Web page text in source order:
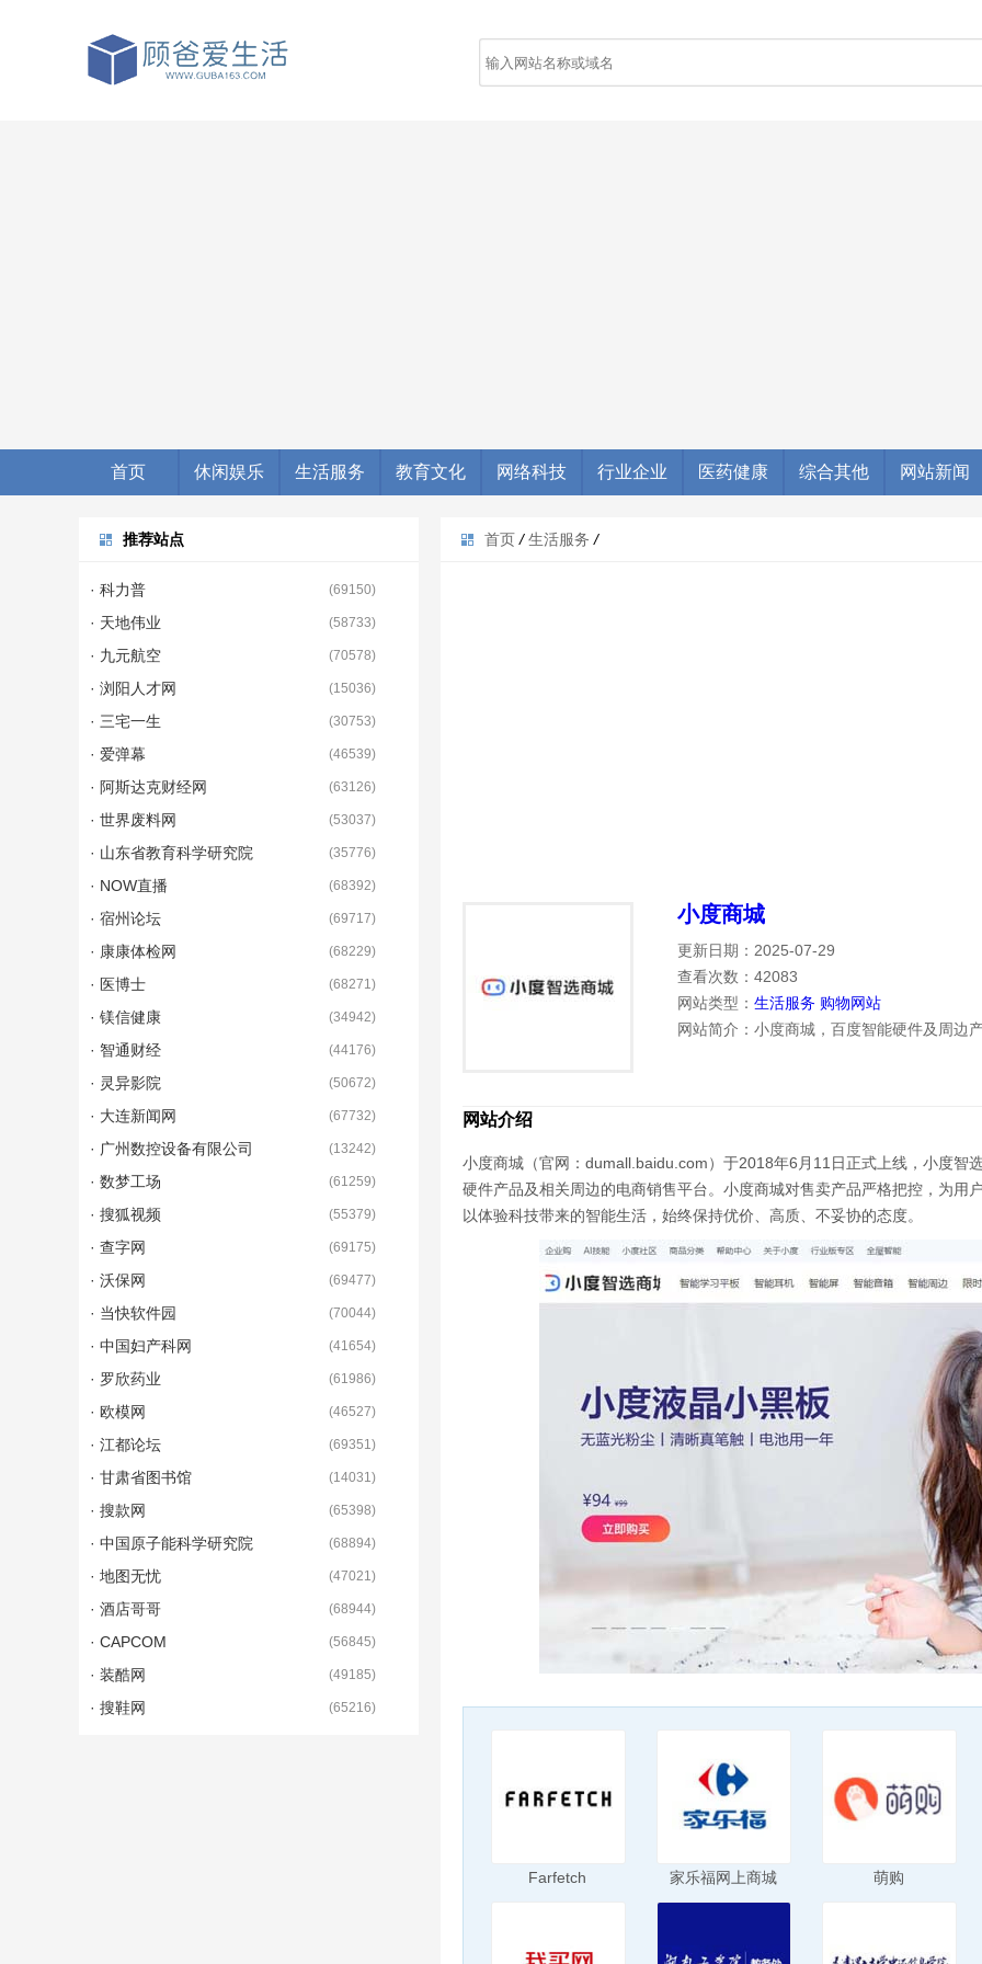
首页 休闲娱乐 生活服务 教育文化 网络科技 行业企业 医药健康 综合其他 网站新闻
首页 / 生活服务 /
小度商城
更新日期：2025-07-29
查看次数：42083
网站类型： 生活服务 购物网站
网站简介：小度商城，百度智能硬件及周边
网站介绍
小度商城（官网：dumall.baidu.com）于2018年6月11日正式上线，小度智
硬件产品及相关周边的电商销售平台。小度商城对售卖产品严格把控，为用
以体验科技带来的智能生活，始终保持优价、高质、不妥协的态度。
Farfetch 家乐福网上商城 萌购
推荐站点
· 科力普 (69150)
· 天地伟业 (58733)
· 九元航空 (70578)
· 浏阳人才网 (15036)
· 三宅一生 (30753)
· 爱弹幕 (46539)
· 阿斯达克财经网 (63126)
· 世界废料网 (53037)
· 山东省教育科学研究院 (35776)
· NOW直播 (68392)
· 宿州论坛 (69717)
· 康康体检网 (68229)
· 医博士 (68271)
· 镁信健康 (34942)
· 智通财经 (44176)
· 灵异影院 (50672)
· 大连新闻网 (67732)
· 广州数控设备有限公司 (13242)
· 数梦工场 (61259)
· 搜狐视频 (55379)
· 查字网 (69175)
· 沃保网 (69477)
· 当快软件园 (70044)
· 中国妇产科网 (41654)
· 罗欣药业 (61986)
· 欧模网 (46527)
· 江都论坛 (69351)
· 甘肃省图书馆 (14031)
· 搜款网 (65398)
· 中国原子能科学研究院 (68894)
· 地图无忧 (47021)
· 酒店哥哥 (68944)
· CAPCOM (56845)
· 装酷网 (49185)
· 搜鞋网 (65216)